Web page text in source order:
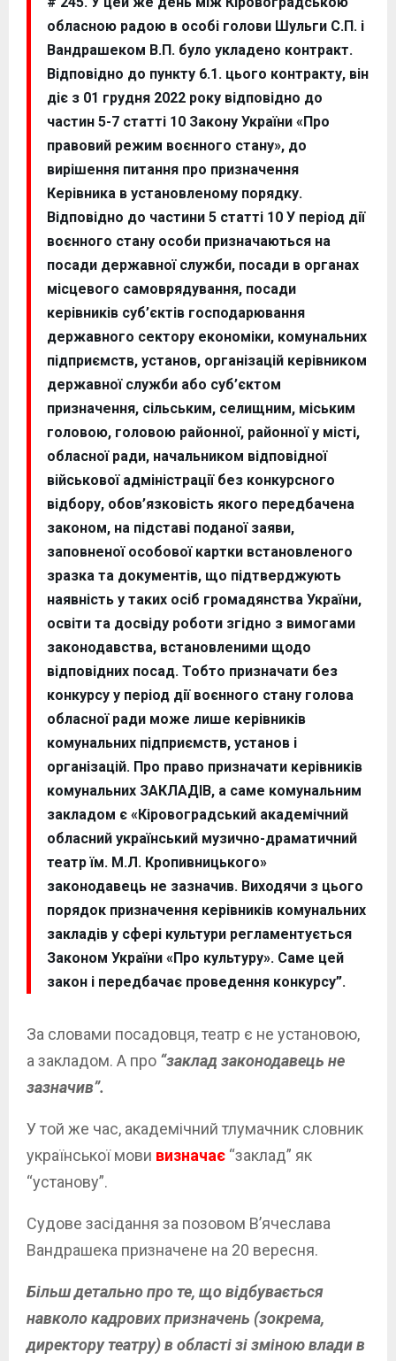
обласною радою в особі голови Шульги С.П. і
Вандрашеком В.П. було укладено контракт.
Відповідно до пункту 6.1. цього контракту, він
діє з 01 грудня 2022 року відповідно до
частин 5-7 статті 10 Закону України «Про
правовий режим воєнного стану», до
вирішення питання про призначення
Керівника в установленому порядку.
Відповідно до частини 5 статті 10 У період дії
воєнного стану особи призначаються на
посади державної служби, посади в органах
місцевого самоврядування, посади
керівників суб’єктів господарювання
державного сектору економіки, комунальних
підприємств, установ, організацій керівником
державної служби або суб’єктом
призначення, сільським, селищним, міським
головою, головою районної, районної у місті,
обласної ради, начальником відповідної
військової адміністрації без конкурсного
відбору, обов’язковість якого передбачена
законом, на підставі поданої заяви,
заповненої особової картки встановленого
зразка та документів, що підтверджують
наявність у таких осіб громадянства України,
освіти та досвіду роботи згідно з вимогами
законодавства, встановленими щодо
відповідних посад. Тобто призначати без
конкурсу у період дії воєнного стану голова
обласної ради може лише керівників
комунальних підприємств, установ і
організацій. Про право призначати керівників
комунальних ЗАКЛАДІВ, а саме комунальним
закладом є «Кіровоградський академічний
обласний український музично-драматичний
театр їм. М.Л. Кропивницького»
законодавець не зазначив. Виходячи з цього
порядок призначення керівників комунальних
закладів у сфері культури регламентується
Законом України «Про культуру». Саме цей
закон і передбачає проведення конкурсу”.
За словами посадовця, театр є не установою,
а закладом. А про “заклад законодавець не
зазначив”.
У той же час, академічний тлумачник словник
української мови визначає “заклад” як
“установу”.
Судове засідання за позовом В’ячеслава
Вандрашека призначене на 20 вересня.
Більш детальнопро те, що відбувається
навколо кадрових призначень (зокрема,
директору театру) в області зі зміною влади в